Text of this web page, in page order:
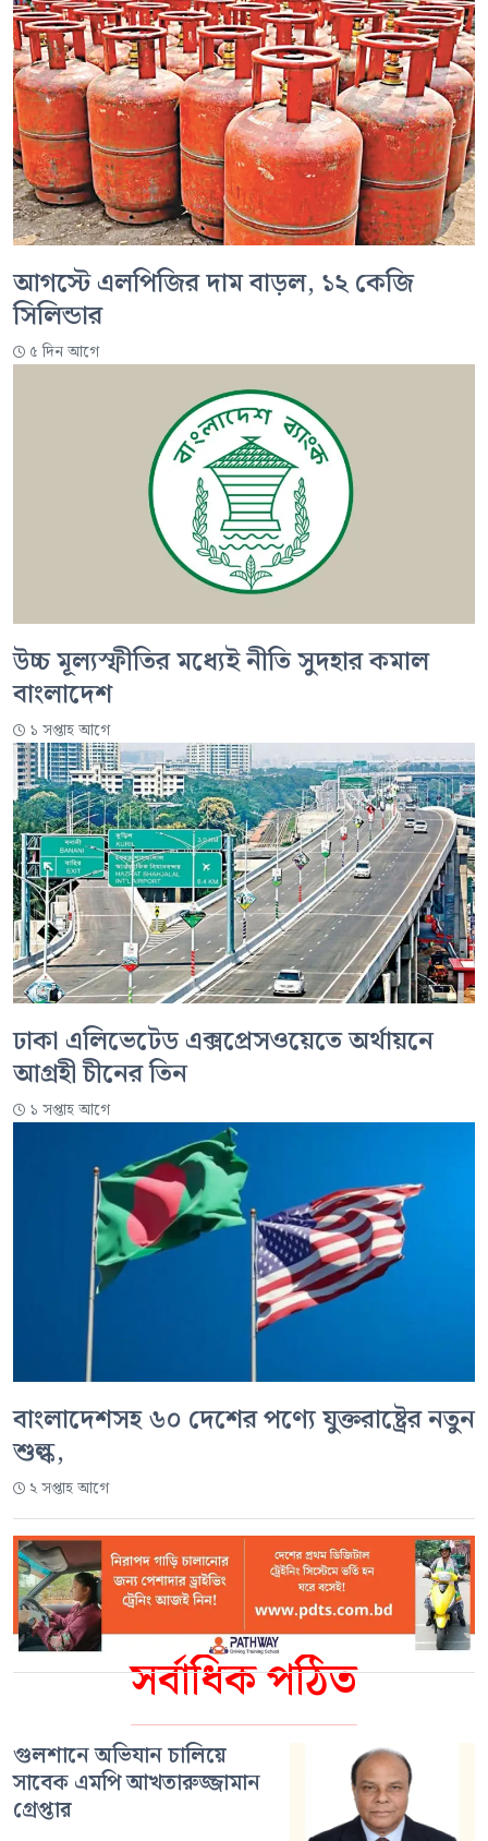
সর্বাধিক পঠিত
গুলশানে অভিযান চালিয়ে
সাবেক এমপি আখতারুজ্জামান
গ্রেপ্তার
আগস্টে এলপিজির দাম বাড়ল, ১২ কেজি
সিলিন্ডার
৫ দিন আগে
উচ্চ মূল্যস্ফীতির মধ্যেই নীতি সুদহার কমাল
বাংলাদেশ
১ সপ্তাহ আগে
ঢাকা এলিভেটেড এক্সপ্রেসওয়েতে অর্থায়নে
আগ্রহী চীনের তিন
১ সপ্তাহ আগে
বাংলাদেশসহ ৬০ দেশের পণ্যে যুক্তরাষ্ট্রের নতুন
শুল্ক,
২ সপ্তাহ আগে